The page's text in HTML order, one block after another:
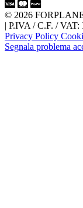
© 2026
| P.IVA / C.F. / VAT:
Privacy Policy
Segnala problema